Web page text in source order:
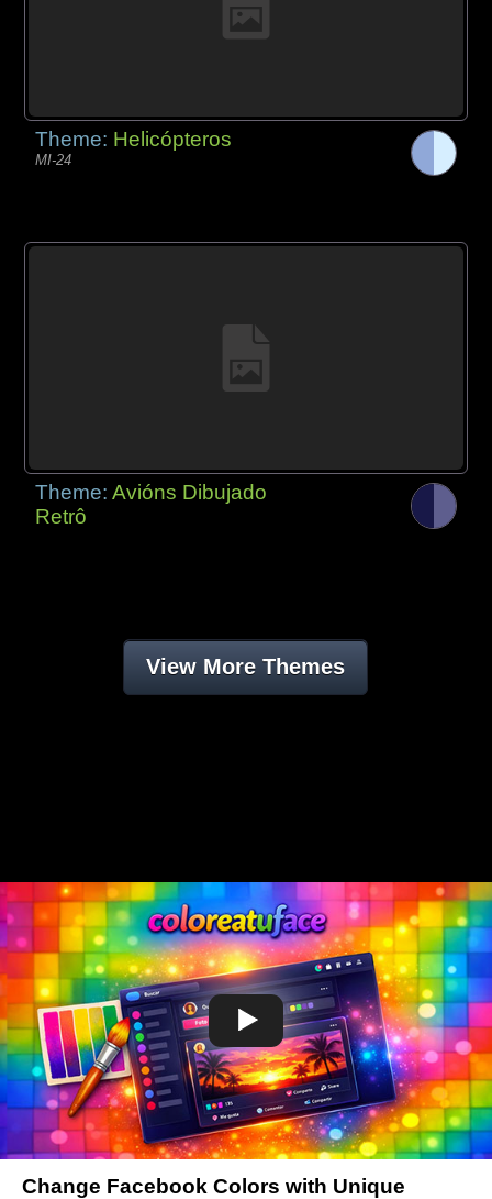
Theme: Helicópteros
MI-24
Theme:Avións Dibujado
Retrô
View More Themes
Change Facebook Colors with Unique